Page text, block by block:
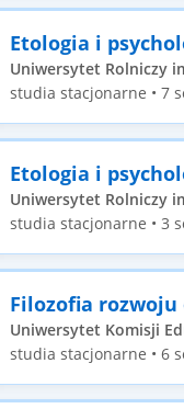
Etologia i
Uniwersytet Rolniczy
studia stacjonarne • 7
Etologia i
Uniwersytet Rolniczy
studia stacjonarne • 3
Filozofia
Uniwersytet Komisji
studia stacjonarne • 6